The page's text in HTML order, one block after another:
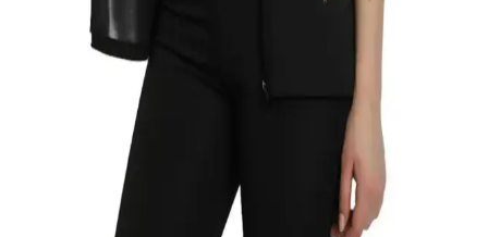
İki unisex termal içlik seti, malzeme ve performans özellikleriyle
farklı avantajlar sunuyor. Sıcak tutma, nefes alabilirlik ve
dayanıklılık açısından karşılaştırma yaparak en uygun seçimi
Kalın Termal Kışlık Çoraplar: Şıklık ve Konforu Bir
Bu kalın ve termal çoraplar, %80 pamuk ve %20 polyester içerir,
dayanıklı ve şık tasarımıyla soğuk havalarda ayaklarınızı sıcak tutar,
kaymayı önler ve günlük kullanım için idealdir.